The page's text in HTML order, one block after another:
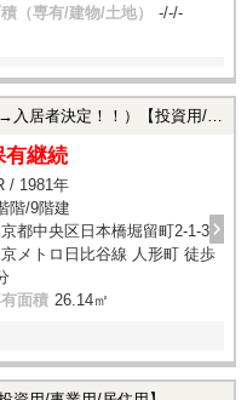
（専有/建物/土地）
-/-/-
◎ハイツ日本橋7Ｆ（リフォーム完了！→入居者決定！！）【投資用/事業用/居住用】
有継続
/ 1981年
階/9階建
都中央区日本橋堀留町2-1-3
メトロ日比谷線 人形町 徒歩
面積 26.14㎡